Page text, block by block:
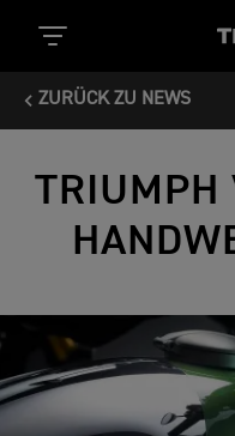
ZURÜCK ZU NEWS
TRIUMPH